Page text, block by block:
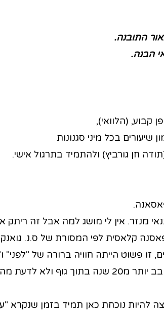
התובנה.
הבנה.
קבוע, (הלוואי),
שיעורים בכל מיני סגנונות
חן גורביץ) ולהתמיד בתרגול אישי.
מנזר. אין לי מושג למה אבל זה ריתק
קלאסית לפי המסורת של ס.נ.
זו פשוט הייתה חוויה ברורה של "לפני"
כמעט כעסתי שהצלחתי להסתובב יותר מ20 שנה
להיות נוכחת כאן תמיד בזמן שנקרא